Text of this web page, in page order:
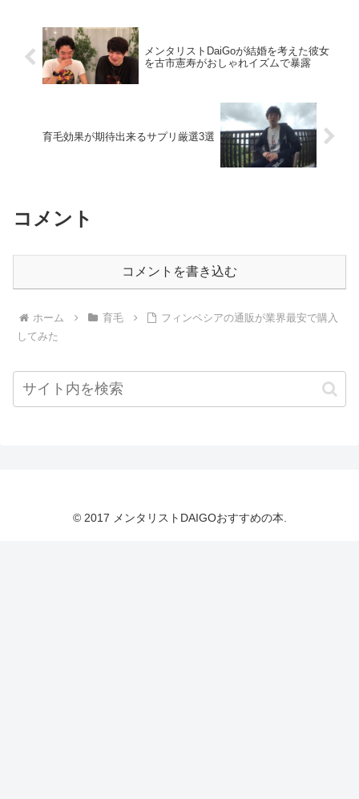
メンタリストDaiGoが結婚を考えた彼女
を古市憲寿がおしゃれイズムで暴露
育毛効果が期待出来るサプリ厳選3選
コメント
コメントを書き込む
ホーム 育毛
フィンペシアの通販が業界最安で購入
してみた
© 2017 メンタリストDAIGOおすすめの本.